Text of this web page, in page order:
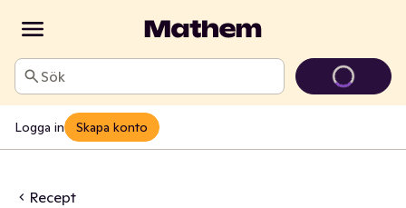
Sök
Logga in Skapa konto
Recept